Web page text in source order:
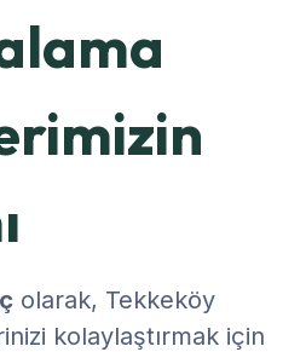
olarak, Tekkeköy
kolaylaştırmak için